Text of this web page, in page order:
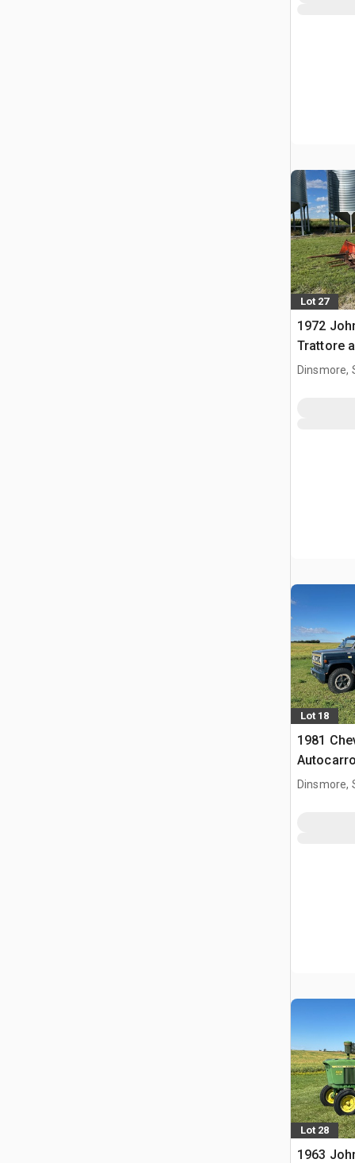
Lot 27
1972
Trattore
Dinsmore,
Lot 18
1981
Dinsmore,
Lot 28
1963